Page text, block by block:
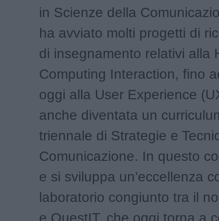
in Scienze della
ha avviato molti progetti di
di insegnamento relativi alla
Computing Interaction, fino
oggi alla User Experience
anche diventata un
triennale di Strategie e
Comunicazione. In questo
e si sviluppa un’eccellenza
laboratorio congiunto tra il
e QuestIT, che oggi torna a